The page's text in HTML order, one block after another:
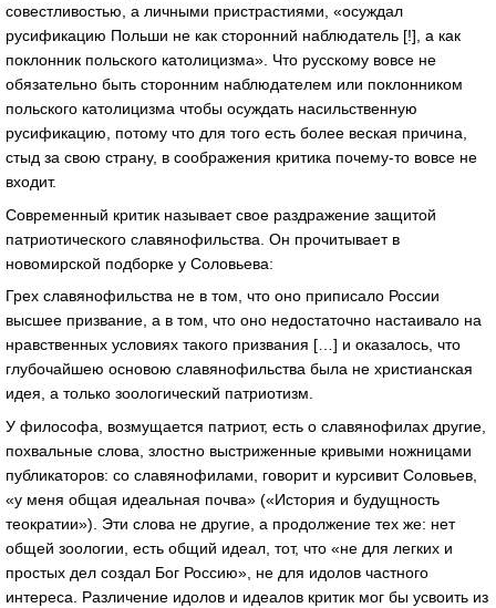
совестливостью, а личными пристрастиями, «осуждал
русификацию Польши не как сторонний наблюдатель [!], а как
поклонник польского католицизма». Что русскому вовсе не
обязательно быть сторонним наблюдателем или поклонником
польского католицизма чтобы осуждать насильственную
русификацию, потому что для того есть более веская причина,
стыд за свою страну, в соображения критика почему-то вовсе не
входит.
Современный критик называет свое раздражение защитой
патриотического славянофильства. Он прочитывает в
новомирской подборке у Соловьева:
Грех славянофильства не в том, что оно приписало России
высшее призвание, а в том, что оно недостаточно настаивало на
нравственных условиях такого призвания […] и оказалось, что
глубочайшею основою славянофильства была не христианская
идея, а только зоологический патриотизм.
У философа, возмущается патриот, есть о славянофилах другие,
похвальные слова, злостно выстриженные кривыми ножницами
публикаторов: со славянофилами, говорит и курсивит Соловьев,
«у меня общая идеальная почва» («История и будущность
теократии»). Эти слова не другие, а продолжение тех же: нет
общей зоологии, есть общий идеал, тот, что «не для легких и
простых дел создал Бог Россию», не для идолов частного
интереса. Различение идолов и идеалов критик мог бы усвоить из